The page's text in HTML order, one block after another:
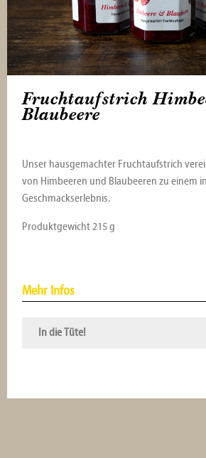
Fruchtaufstrich
Blaubeere
Unser hausgemachter Fruchtaufstrich
von Himbeeren und Blaubeeren zu einem
Geschmackserlebnis.
Produktgewicht 215 g
Mehr Infos
In die Tüte!